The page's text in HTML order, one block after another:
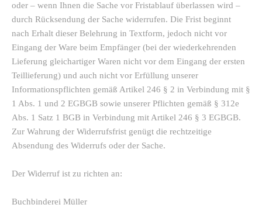
oder – wenn Ihnen die Sache vor Fristablauf überlassen wird –
durch Rücksendung der Sache widerrufen. Die Frist beginnt
nach Erhalt dieser Belehrung in Textform, jedoch nicht vor
Eingang der Ware beim Empfänger (bei der wiederkehrenden
Lieferung gleichartiger Waren nicht vor dem Eingang der ersten
Teillieferung) und auch nicht vor Erfüllung unserer
Informationspflichten gemäß Artikel 246 § 2 in Verbindung mit §
1 Abs. 1 und 2 EGBGB sowie unserer Pflichten gemäß § 312e
Abs. 1 Satz 1 BGB in Verbindung mit Artikel 246 § 3 EGBGB.
Zur Wahrung der Widerrufsfrist genügt die rechtzeitige
Absendung des Widerrufs oder der Sache.
Der Widerruf ist zu richten an:
Buchbinderei Müller